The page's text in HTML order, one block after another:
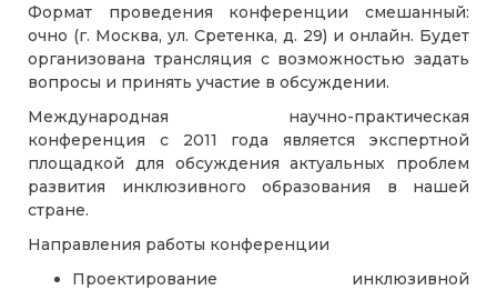
Формат проведения конференции смешанный:
очно (г. Москва, ул. Сретенка, д. 29) и онлайн. Будет
организована трансляция с возможностью задать
вопросы и принять участие в обсуждении.
Международная научно-практическая
конференция с 2011 года является экспертной
площадкой для обсуждения актуальных проблем
развития инклюзивного образования в нашей
стране.
Направления работы конференции
Проектирование инклюзивной